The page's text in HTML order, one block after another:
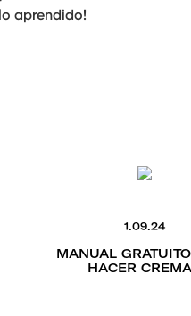
aprendido!
1.09.24
MANUAL
HACER